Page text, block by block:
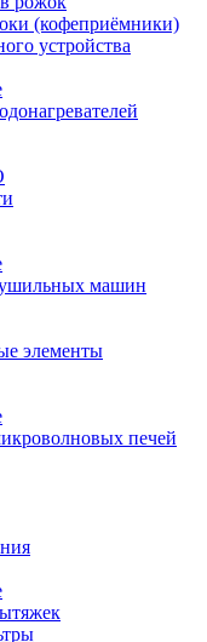
(кофеприёмники)
устройства
машин
элементы
печей